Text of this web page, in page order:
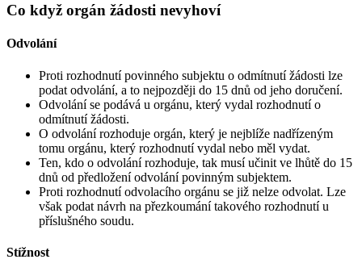
Co když orgán žádosti nevyhoví
Odvolání
Proti rozhodnutí povinného subjektu o odmítnutí žádosti lze
podat odvolání, a to nejpozději do 15 dnů od jeho doručení.
Odvolání se podává u orgánu, který vydal rozhodnutí o
odmítnutí žádosti.
O odvolání rozhoduje orgán, který je nejblíže nadřízeným
tomu orgánu, který rozhodnutí vydal nebo měl vydat.
Ten, kdo o odvolání rozhoduje, tak musí učinit ve lhůtě do 15
dnů od předložení odvolání povinným subjektem.
Proti rozhodnutí odvolacího orgánu se již nelze odvolat. Lze
však podat návrh na přezkoumání takového rozhodnutí u
příslušného soudu.
Stížnost